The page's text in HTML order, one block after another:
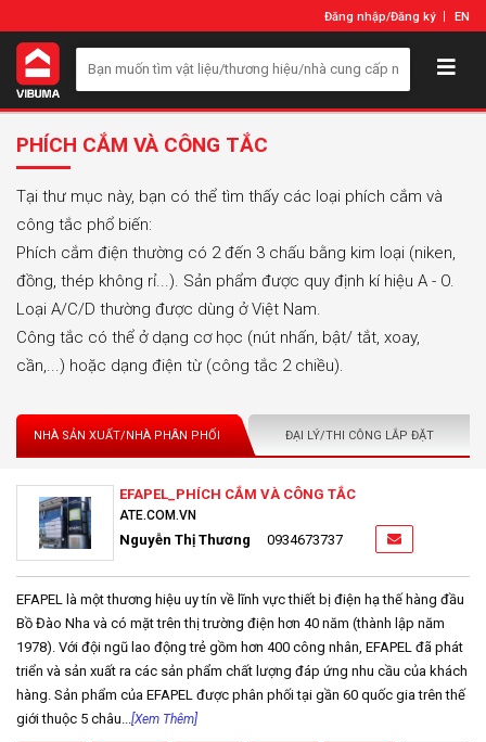
Đăng nhập/Đăng ký EN
PHÍCH CẮM VÀ CÔNG TẮC
Tại thư mục này, bạn có thể tìm thấy các loại phích cắm và
công tắc phổ biến:
Phích cắm điện thường có 2 đến 3 chấu bằng kim loại (niken,
đồng, thép không rỉ...). Sản phẩm được quy định kí hiệu A - O.
Loại A/C/D thường được dùng ở Việt Nam.
Công tắc có thể ở dạng cơ học (nút nhấn, bật/ tắt, xoay,
cần,...) hoặc dạng điện từ (công tắc 2 chiều).
NHÀ SẢN XUẤT/NHÀ PHÂN PHỐI ĐẠI LÝ/THI CÔNG LẮP ĐẶT
EFAPEL_PHÍCH CẮM VÀ CÔNG TẮC
ATE.COM.VN
Nguyễn Thị Thương 0934673737
EFAPEL là một thương hiệu uy tín về lĩnh vực thiết bị điện hạ thế hàng đầu
Bồ Đào Nha và có mặt trên thị trường điện hơn 40 năm (thành lập năm
1978). Với đội ngũ lao động trẻ gồm hơn 400 công nhân, EFAPEL đã phát
triển và sản xuất ra các sản phẩm chất lượng đáp ứng nhu cầu của khách
hàng. Sản phẩm của EFAPEL được phân phối tại gần 60 quốc gia trên thế
giới thuộc 5 châu... [Xem Thêm]